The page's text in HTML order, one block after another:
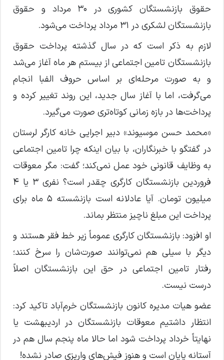
حقوق بازنشستگان کشوری در ۳۰ مرداد و حقوق
بازنشستگان لشکری در ۳۱ مرداد پرداخت می‌شود.
لازم به ذکر است که در سال گذشته پرداخت حقوق
بازنشستگان تامین اجتماعی از بیستم هر ماه آغاز می‌شد
و به صورت مرحله‌ای بر اساس حروف الفبا انجام
می‌گرفت، اما با آغاز سال جدید، این روند تغییر کرده و
پرداخت‌ها در بازه زمانی کوتاه‌تری صورت می‌گیرد.
«محمد حسن موسیوند» دبیر اجرایی خانه کارگر لرستان
در گفتگو با خبرنگاران، با بیان اینکه چرا تامین اجتماعی
به وظایف قانونی خود عمل نمی‌کند؛ گفت: مگر معوقات
فروردین بازنشستگان کارگری چقدر است؟ نفری ۳ یا ۴
میلیون تومان. آیا عادلانه است بازنشسته ۵ ماه برای
پرداخت این مبلغ ناچیز منتظر بماند.
او افزود: بازنشستگان کارگری عموماً زیر خط فقر هستند و
دیگر با سیلی هم نمی‌توانند صورت‌شان را سرخ کنند؛
رفتار تامین اجتماعی در حق این بازنشستگان اصلاً
درست نیست.
عضو هیات مدیره کانون بازنشستگان خرم‌آباد تاکید کرد:
انتظار داشتیم معوقات بازنشستگان در اردیبهشت یا
نهایتاً خرداد پرداخت شود اما حالا ماه پنجم سال هم در
آستانه پایان است و هنوز فیش‌های واریزی صادر نشده!